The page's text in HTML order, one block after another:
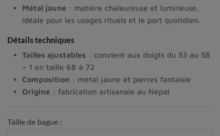
Métal jaune : matière chaleureuse et lumineuse,
idéale pour les usages rituels et le port quotidien.
Détails techniques
Tailles ajustables : convient aux doigts du 53 au 58
+ 1 en taille 68 à 72
Composition : métal jaune et pierres fantaisie
Origine : fabrication artisanale au Népal
Taille de bague :